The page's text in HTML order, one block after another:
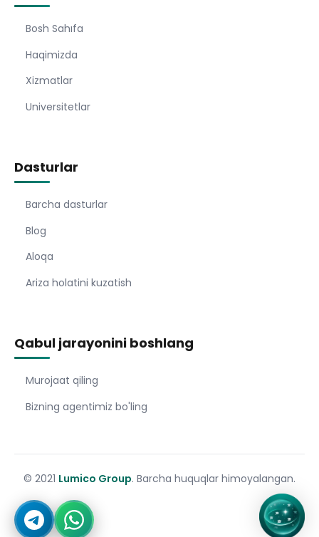
Bosh Sahıfa
Haqimizda
Xizmatlar
Universitetlar
Dasturlar
Barcha dasturlar
Blog
Aloqa
Ariza holatini kuzatish
Qabul jarayonini boshlang
Murojaat qiling
Bizning agentimiz bo'ling
© 2021 Lumico Group. Barcha huquqlar himoyalangan.